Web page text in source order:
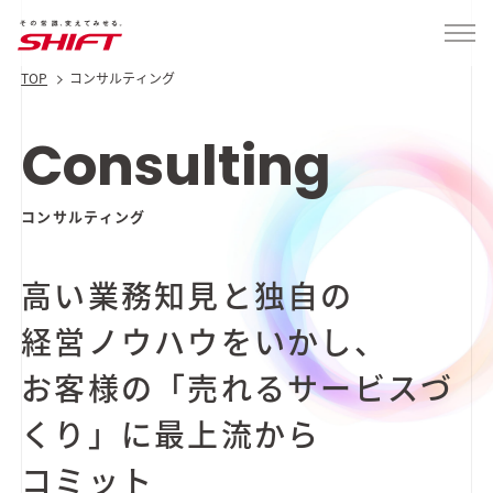
TOP コンサルティング
Consulting
コンサルティング
高い業務知見と独自の
経営ノウハウをいかし、
お客様の「売れるサービスづ
くり」に最上流から
コミット